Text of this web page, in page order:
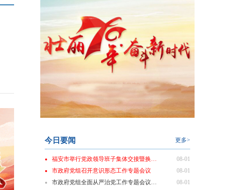
今日要闻 更多>
福安市举行党政领导班子集体交接暨换届履新“第一课”
08-01
市政府党组召开意识形态工作专题会议
08-01
市政府党组全面从严治党工作专题会议召开
08-01